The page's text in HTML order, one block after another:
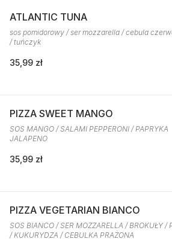
ATLANTIC TUNA
sos pomidorowy / ser mozzarella / cebula
/ tuńczyk
35,99 zł
PIZZA SWEET MANGO
SOS MANGO / SALAMI PEPPERONI / PAPRYKA
JALAPENO
35,99 zł
PIZZA VEGETARIAN BIANCO
SOS BIANCO / SER MOZZARELLA / BROKUŁY /
/ KUKURYDZA / CEBULKA PRAŻONA